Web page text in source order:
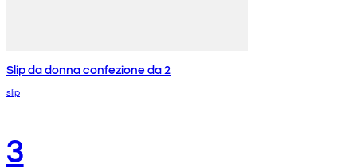
Slip da donna confezione da 2
slip
3